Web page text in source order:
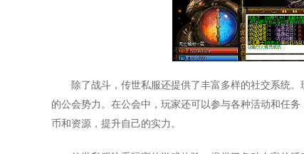
除了战斗，传世私服还提供了丰富多样的社交系统
的公会势力。在公会中，玩家还可以参与各种活动和任
币和资源，提升自己的实力。